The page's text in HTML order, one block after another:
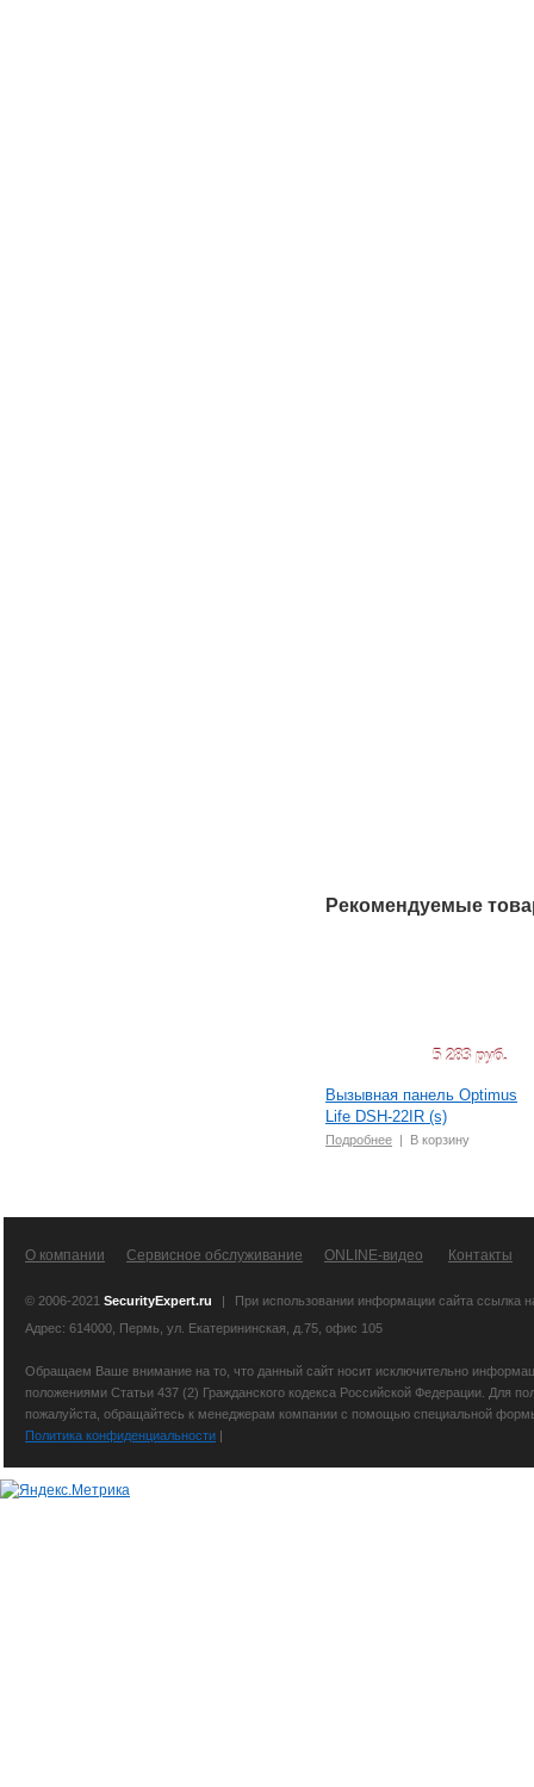
Рекомендуемые
5 283 руб.
Вызывная панель Optimus
Life DSH-22IR (s)
Подробнее | В корзину
О компании Сервисное обслуживание ONLINE-видео Контакты
© 2006-2021 SecurityExpert.ru |
При использовании информации сайта ссылка
Адрес: 614000, Пермь, ул. Екатерининская, д.75, офис 105
Обращаем Ваше внимание на то, что данный сайт носит исключительно
положениями Статьи 437 (2) Гражданского кодекса Российской Федерации. Для
пожалуйста, обращайтесь к менеджерам компании с помощью специальной
Политика конфиденциальности |